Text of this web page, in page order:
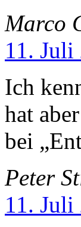
Marco
11.
Ich
hat
bei
Peter
11.